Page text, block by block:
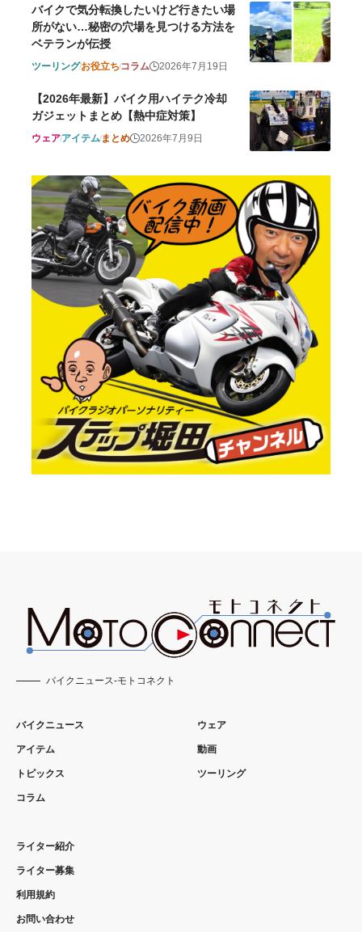
バイクで気分転換したいけど行きたい場
所がない…秘密の穴場を見つける方法を
ベテランが伝授
ツーリングお役立ちコラム 2026年7月19日
【2026年最新】バイク用ハイテク冷却
ガジェットまとめ【熱中症対策】
ウェアアイテムまとめ 2026年7月9日
バイクニュース-モトコネクト
バイクニュース
アイテム
トピックス
コラム
ウェア
動画
ツーリング
ライター紹介
ライター募集
利用規約
お問い合わせ